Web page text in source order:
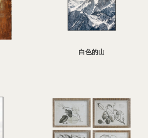
白色的山